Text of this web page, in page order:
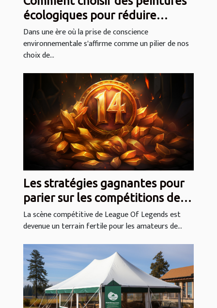
écologiques pour réduire
l’impact environnemental de
vos travaux
Dans une ère où la prise de conscience
environnementale s'affirme comme un pilier de nos
choix de...
Les stratégies gagnantes pour
parier sur les compétitions de
League Of Legends
La scène compétitive de League Of Legends est
devenue un terrain fertile pour les amateurs de...